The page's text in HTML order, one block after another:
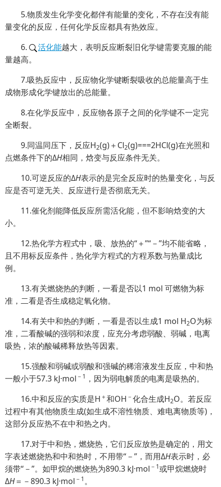
5.物质发生化学变化都伴有能量的变化，不存在没有能
量变化的反应，任何化学反应都具有热效应。
6.
活化能越大，表明反应断裂旧化学键需要克服的能
量越高。
7.吸热反应中，反应物化学键断裂吸收的总能量高于生
成物形成化学键放出的总能量。
8.在化学反应中，反应物各原子之间的化学键不一定完
全断裂。
9.同温同压下，反应H2(g)＋Cl2(g)===2HCl(g)在光照和
点燃条件下的ΔH相同，焓变与反应条件无关。
10.可逆反应的ΔH表示的是完全反应时的热量变化，与反
应是否可逆无关、反应进行是否彻底无关。
11.催化剂能降低反应所需活化能，但不影响焓变的大
小。
12.热化学方程式中，吸、放热的“＋”“－”均不能省略，
且不用标反应条件，热化学方程式的方程系数与热量成比
例。
13.有关燃烧热的判断，一看是否以1 mol 可燃物为标
准，二看是否生成稳定氧化物。
14.有关中和热的判断，一看是否以生成1 mol H2O为标
准，二看酸碱的强弱和浓度，应充分考虑弱酸、弱碱，电离
吸热，浓的酸碱稀释放热等因素。
15.强酸和弱碱或弱酸和强碱的稀溶液发生反应，中和热
一般小于57.3 kJ·mol －1 ，因为弱电解质的电离是吸热的。
16.中和反应的实质是H ＋和OH －化合生成H2O。若反应
过程中有其他物质生成(如生成不溶性物质、难电离物质等)，
这部分反应热不在中和热之内。
17.对于中和热，燃烧热，它们反应放热是确定的，用文
字表述燃烧热和中和热时，不用带“－”，而用ΔH表示时，必
须带“－”。如甲烷的燃烧热为890.3 kJ·mol －1或甲烷燃烧时
ΔH＝－890.3 kJ·mol －1。